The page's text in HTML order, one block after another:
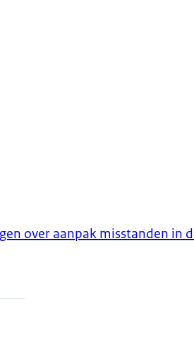
over aanpak misstanden in